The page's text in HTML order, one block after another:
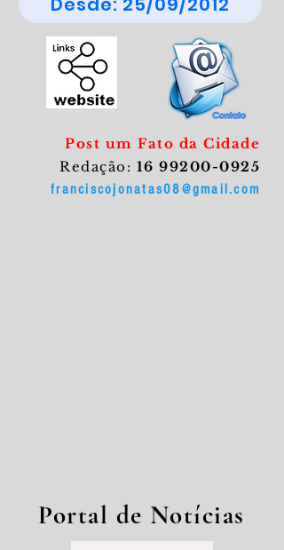
Post um Fato da Cidade
Redação: 16 99200-0925
franciscojonatas08@gmail.com
Portal de Notícias